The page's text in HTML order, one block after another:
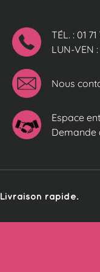
TÉL. : 01
LUN-VEN
Nous
Espace
Demande
rapide.